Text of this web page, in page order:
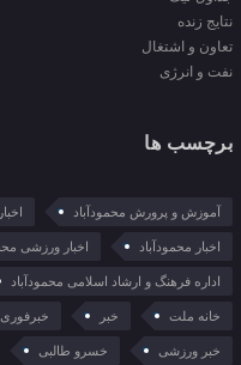
نتایج زنده
تعاون و اشتغال
نفت و انرژی
برچسب ها
آموزش و پرورش محمودآباد
اخبار محمودآباد اخبار ورزشی
اداره فرهنگ و ارشاد اسلامی محمودآباد
خانه ملت خبر خبرفوری
خبر ورزشی خسرو طالبی